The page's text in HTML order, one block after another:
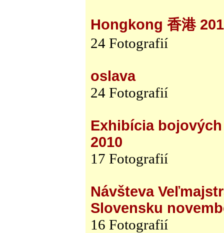
Hongkong 香港
24 Fotografií
oslava
24 Fotografií
Exhibícia
2010
17 Fotografií
Návšteva
Slovensku
16 Fotografií